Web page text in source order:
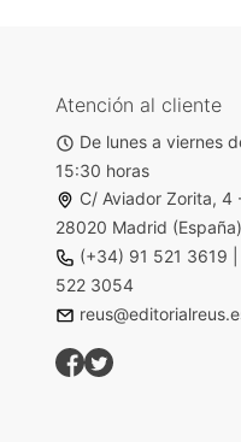
Atención al cliente
De lunes a viernes
15:30 horas
C/ Aviador Zorita, 4
28020 Madrid (España)
(+34) 91 521 3619
522 3054